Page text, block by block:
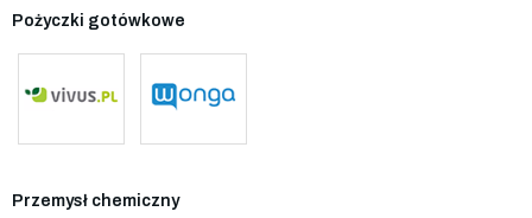
Pożyczki gotówkowe
Przemysł chemiczny